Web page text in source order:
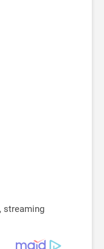
streaming